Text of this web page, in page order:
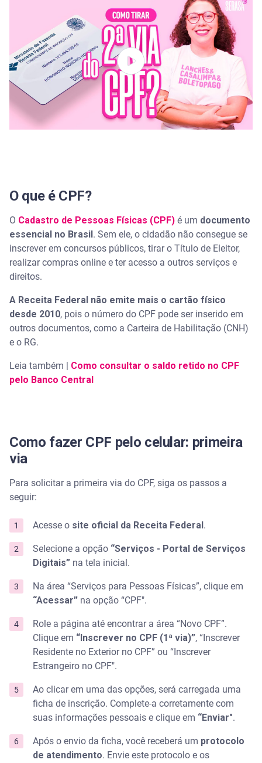
Quero consultar a segunda via do CPF, mas esqueci
o número
Verifique em outros documentos
Procure a Receita Federal
Como saber se o meu CPF está regular na Receita
não funcionar?
Como evitar erros comuns na hora de emitir o CPF
Tenha todos os documentos necessários
Utilize fontes confiáveis
Preencha os formulários com atenção
Revise os dados
Confirme as informações
Perguntas frequentes sobre como fazer o CPF pelo
celular
Posso solicitar CPF para um dependente menor
pelo celular?
Como saber se meu CPF foi gerado corretamente?
Quanto custa fazer o CPF pelo celular?
Como fazer a segunda via do CPF pelo celular sem
conta gov.br?
O CPF gerado pelo celular tem validade legal?
Como corrigir erros após emitir o CPF?
O que é CPF?
O Cadastro de Pessoas Físicas (CPF) é um documento
essencial no Brasil . Sem ele, o cidadão não consegue se
inscrever em concursos públicos, tirar o Título de Eleitor,
realizar compras online e ter acesso a outros serviços e
direitos.
A Receita Federal não emite mais o cartão físico
desde 2010, pois o número do CPF pode ser inserido em
outros documentos, como a Carteira de Habilitação (CNH)
e o RG.
Leia também | Como consultar o saldo retido no CPF
pelo Banco Central
Como fazer CPF pelo celular: primeira
via
Para solicitar a primeira via do CPF, siga os passos a
seguir:
Acesse o site oficial da Receita Federal .
Selecione a opção “Serviços - Portal de Serviços
Digitais” na tela inicial.
Na área “Serviços para Pessoas Físicas”, clique em
“Acessar” na opção “CPF".
Role a página até encontrar a área “Novo CPF”.
Clique em “Inscrever no CPF (1ª via)”, “Inscrever
Residente no Exterior no CPF” ou “Inscrever
Estrangeiro no CPF".
Ao clicar em uma das opções, será carregada uma
ficha de inscrição. Complete-a corretamente com
suas informações pessoais e clique em “Enviar".
Após o envio da ficha, você receberá um protocolo
de atendimento. Envie este protocolo e os